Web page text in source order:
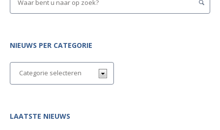
NIEUWS PER CATEGORIE
LAATSTE NIEUWS